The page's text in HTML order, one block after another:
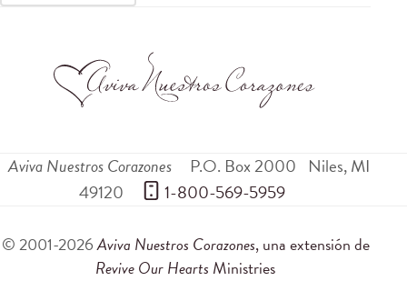
Aviva Nuestros Corazones P.O. Box 2000 Niles,MI
49120
1-800-569-5959
© 2001-2026Aviva Nuestros Corazones, una extensión de
Revive Our Hearts Ministries